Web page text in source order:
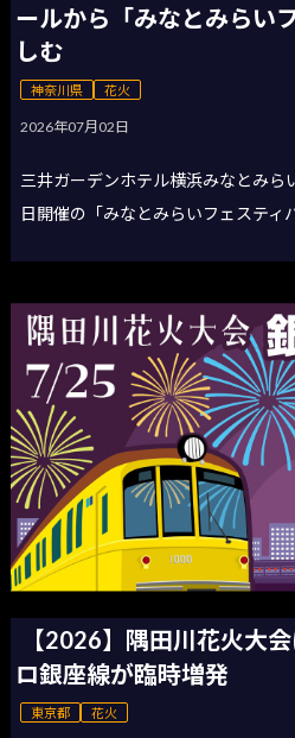
ールから「みなとみらい
しむ
神奈川県 花火
2026年07月02日
三井ガーデンホテル横浜みなとみら
日開催の「みなとみらいフェスティ
【2026】隅田川花火大
ロ銀座線が臨時増発
東京都 花火